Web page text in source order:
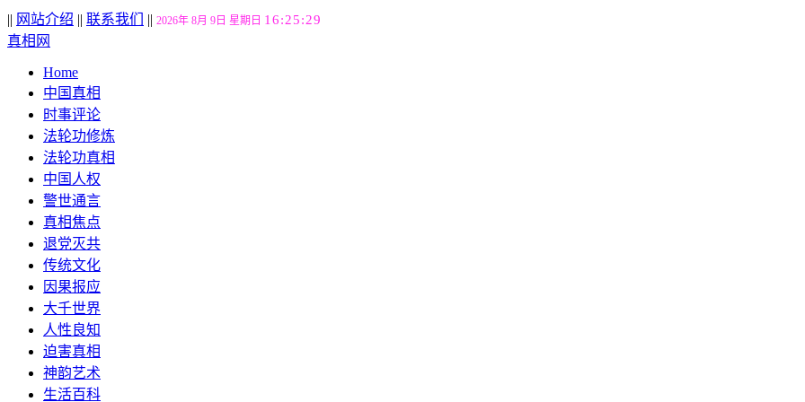
|| 网站介绍 || 联系我们 || 2026年 8月 9日 星期日 16:25:30
真相网
Home
中国真相
时事评论
法轮功修炼
法轮功真相
中国人权
警世通言
真相焦点
退党灭共
传统文化
因果报应
大千世界
人性良知
迫害真相
神韵艺术
生活百科